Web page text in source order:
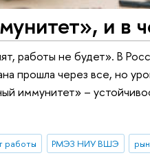
и в
работы не будет». В
прошла через все, но
иммунитет» –
работы РМЭЗ НИУ ВШЭ